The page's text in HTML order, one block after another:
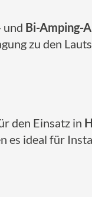
und Bi-Amping-
zu den
den Einsatz in
es ideal für